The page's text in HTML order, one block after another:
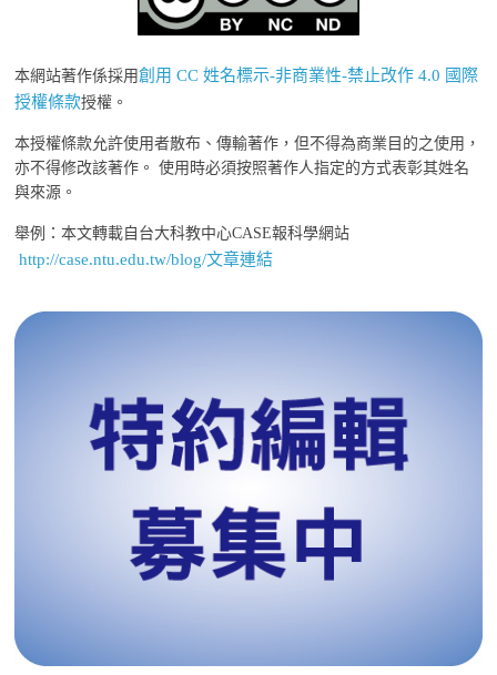
本網站著作係採用創用 CC 姓名標示-非商業性-禁止改作 4.0 國際
授權條款授權。
本授權條款允許使用者散布、傳輸著作，但不得為商業目的之使用，
亦不得修改該著作。 使用時必須按照著作人指定的方式表彰其姓名
與來源。
舉例：本文轉載自台大科教中心CASE報科學網站
http://case.ntu.edu.tw/blog/文章連結